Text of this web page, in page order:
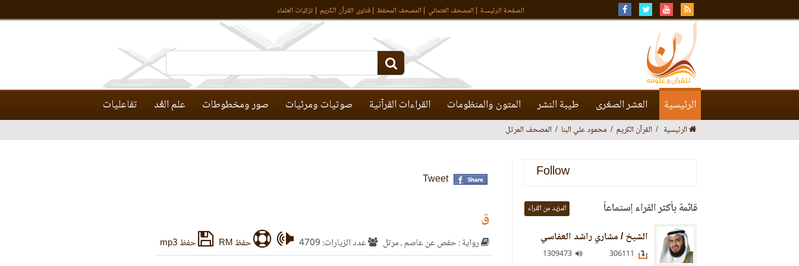
الصفحة الرئيسـة المصحف العثماني المصحف المحفظ فتاوى القرآن الكريم تزكيات العلماء
الرئيسية العشر الصغرى طيبة النشر المتون والمنظومات القراءات القرآنية صوتيات ومرئيات صور ومخطوطات علم العَّد تفاعليات
الرئيسية القرآن الكريم محمود علي البنا المصحف المرتل
Tweet
ق
رواية : حفص عن عاصم ، مرتل عدد الزيارات: 4709 حفظ RM حفظ mp3
Follow
قائمة بأكثر القراء إستماعاً المزيد من القراء
الشيخ / مشاري راشد العفاسي